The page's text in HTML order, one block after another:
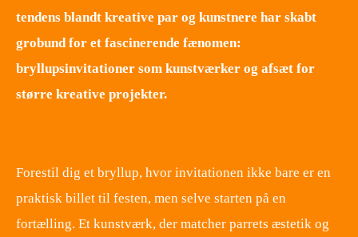
tendens blandt kreative par og kunstnere har skabt
grobund for et fascinerende fænomen:
bryllupsinvitationer som kunstværker og afsæt for
større kreative projekter.
Forestil dig et bryllup, hvor invitationen ikke bare er en
praktisk billet til festen, men selve starten på en
fortælling. Et kunstværk, der matcher parrets æstetik og